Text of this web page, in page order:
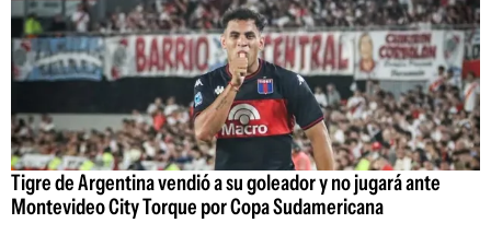
Tigre de Argentina vendió a su goleador y no jugará ante
Montevideo City Torque por Copa Sudamericana